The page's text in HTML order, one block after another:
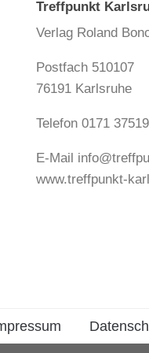
Treffpunkt
Verlag Roland
Postfach 510107
76191 Karlsruhe
Telefon 0171
E-Mail
www.treffpunkt-